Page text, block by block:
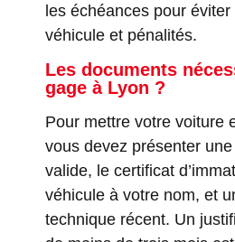
les échéances pour éviter
véhicule et pénalités.
Les documents
gage à Lyon ?
Pour mettre votre voiture
vous devez présenter une
valide, le certificat
véhicule à votre nom, et
technique récent. Un